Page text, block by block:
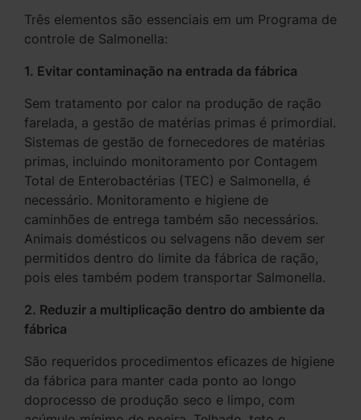
Três elementos são essenciais em um Programa de
controle de Salmonella:
1. Evitar contaminação na entrada da fábrica
Sem tratamento por calor na produção de ração
farelada, a gestão de matérias primas é primordial.
Sistemas de gestão de fornecedores de matérias
primas, incluindo monitoramento por Contagem
Total de Enterobactérias (TEC) e Salmonella, é
necessário. Monitoramento e higiene de
caminhões de entrega também são necessários.
Animais domésticos ou selvagens não devem ser
permitidos dentro do limite da fábrica de ração,
pois eles também podem transportar Salmonella.
2. Reduzir a multiplicação dentro do ambiente da
fábrica
São requeridos procedimentos eficazes de higiene
da fábrica para manter cada ponto ao longo
doprocesso de produção seco e limpo, com